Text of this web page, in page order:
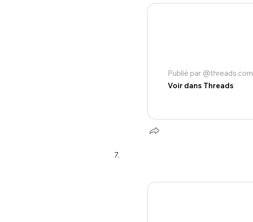
Publié par @threads.com
Voir dans Threads
7.